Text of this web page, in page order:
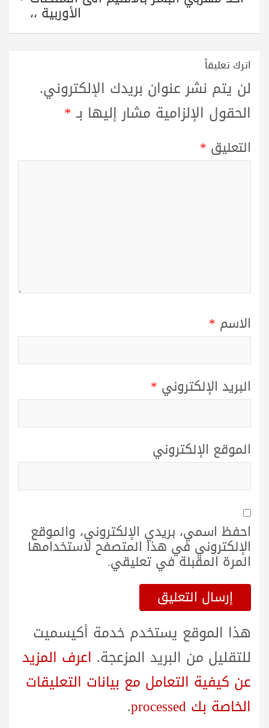
الأوربية ،،
اترك تعليقاً
لن يتم نشر عنوان بريدك الإلكتروني.
الحقول الإلزامية مشار إليها بـ*
التعليق *
الاسم *
البريد الإلكتروني *
الموقع الإلكتروني
احفظ اسمي، بريدي الإلكتروني، والموقع
الإلكتروني في هذا المتصفح لاستخدامها
المرة المقبلة في تعليقي.
هذا الموقع يستخدم خدمة أكيسميت
للتقليل من البريد المزعجة. اعرف المزيد
عن كيفية التعامل مع بيانات التعليقات
الخاصة بك processed
.